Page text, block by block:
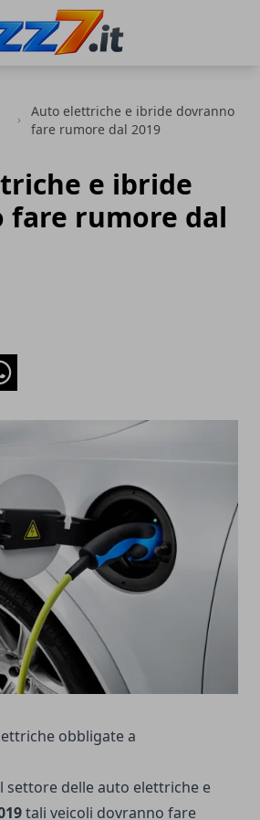
Auto elettriche e ibride dovranno
fare rumore dal 2019
e ibride
fare rumore dal
settore delle auto elettriche e
tali veicoli dovranno fare